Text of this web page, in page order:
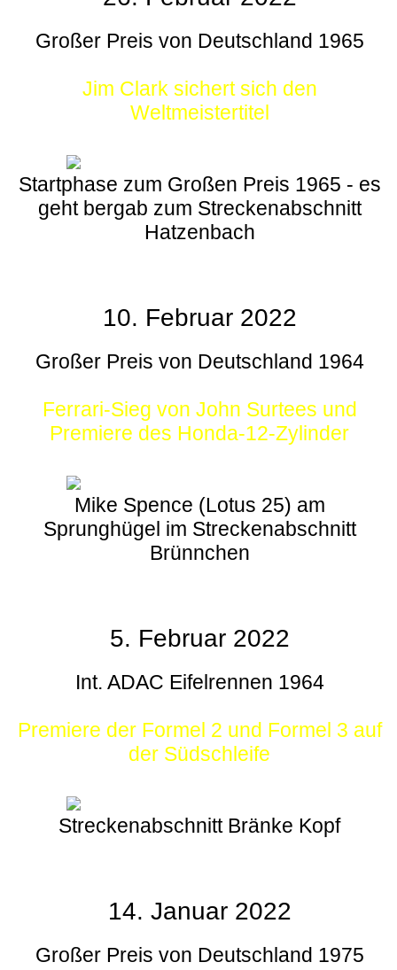
Großer Preis von Deutschland 1965
Jim Clark sichert sich den
Weltmeistertitel
Startphase zum Großen Preis 1965 - es
geht bergab zum Streckenabschnitt
Hatzenbach
10. Februar 2022
Großer Preis von Deutschland 1964
Ferrari-Sieg von John Surtees und
Premiere des Honda-12-Zylinder
Mike Spence (Lotus 25) am
Sprunghügel im Streckenabschnitt
Brünnchen
5. Februar 2022
Int. ADAC Eifelrennen 1964
Premiere der Formel 2 und Formel 3 auf
der Südschleife
Streckenabschnitt Bränke Kopf
14. Januar 2022
Großer Preis von Deutschland 1975